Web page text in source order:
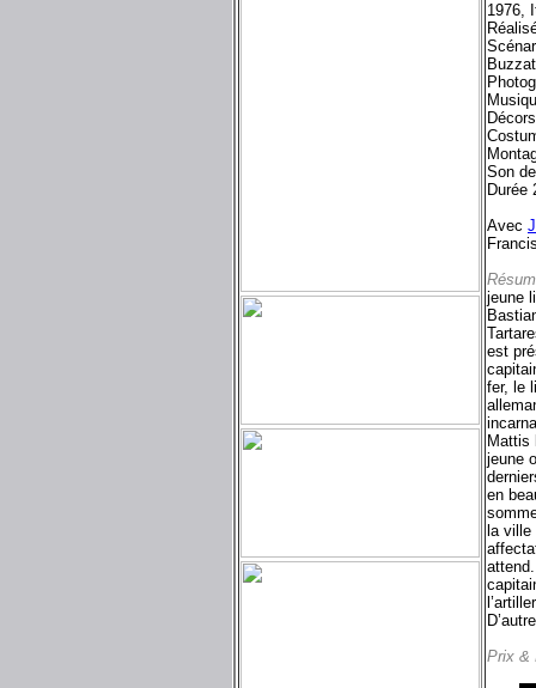
1976,
Son
Durée
Avec
jeune
est
fer, le
Mattis
jeune
en
la
Prix &